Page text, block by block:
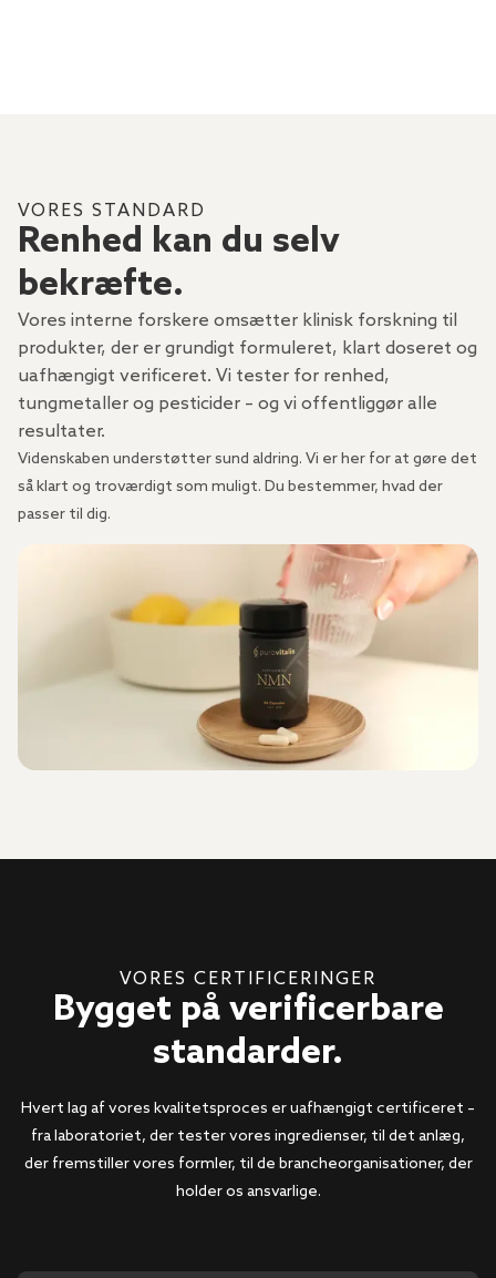
VORES STANDARD
Renhed kan du selv
bekræfte.
Vores interne forskere omsætter klinisk forskning til
produkter, der er grundigt formuleret, klart doseret og
uafhængigt verificeret. Vi tester for renhed,
tungmetaller og pesticider – og vi offentliggør alle
resultater.
Videnskaben understøtter sund aldring. Vi er her for at gøre det
så klart og troværdigt som muligt. Du bestemmer, hvad der
passer til dig.
VORES CERTIFICERINGER
Bygget på verificerbare
standarder.
Hvert lag af vores kvalitetsproces er uafhængigt certificeret –
fra laboratoriet, der tester vores ingredienser, til det anlæg,
der fremstiller vores formler, til de brancheorganisationer, der
holder os ansvarlige.